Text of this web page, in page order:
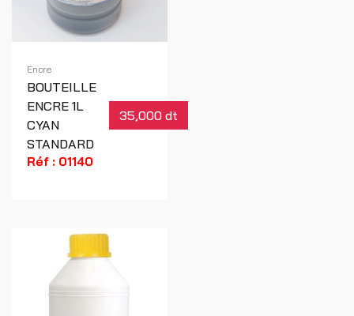
Encre
BOUTEILLE
ENCRE 1L
CYAN
STANDARD
35,000 dt
Réf : 01140